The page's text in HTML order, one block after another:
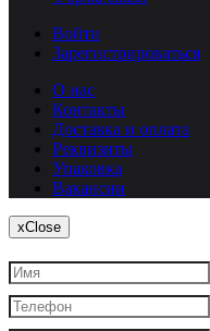
Войти
Зарегистрироваться
О нас
Контакты
Доставка и оплата
Реквизиты
Упаковка
Вакансии
xClose